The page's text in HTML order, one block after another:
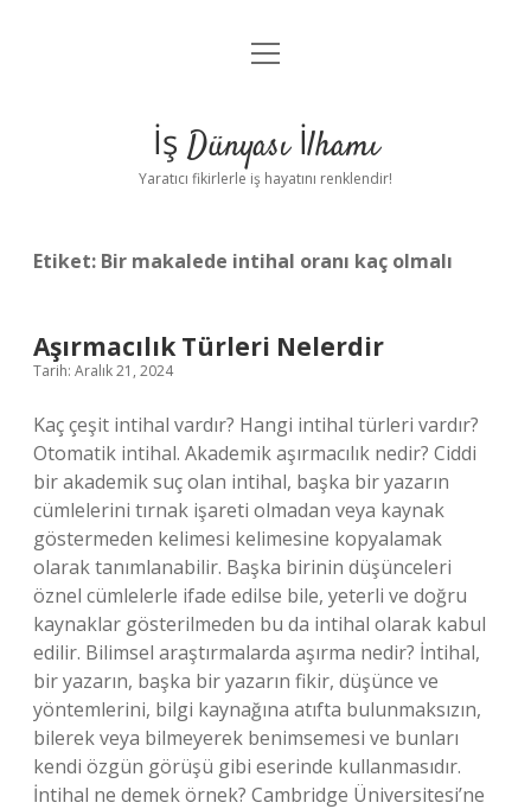
Anasayfa
Yasal Uyarı
menüyü
İş Dünyası İlhamı
Yaratıcı fikirlerle iş hayatını renklendir!
Etiket: Bir makalede intihal oranı kaç olmalı
Aşırmacılık Türleri Nelerdir
Tarih: Aralık 21, 2024
Kaç çeşit intihal vardır? Hangi intihal türleri vardır?
Otomatik intihal. Akademik aşırmacılık nedir? Ciddi
bir akademik suç olan intihal, başka bir yazarın
cümlelerini tırnak işareti olmadan veya kaynak
göstermeden kelimesi kelimesine kopyalamak
olarak tanımlanabilir. Başka birinin düşünceleri
öznel cümlelerle ifade edilse bile, yeterli ve doğru
kaynaklar gösterilmeden bu da intihal olarak kabul
edilir. Bilimsel araştırmalarda aşırma nedir? İntihal,
bir yazarın, başka bir yazarın fikir, düşünce ve
yöntemlerini, bilgi kaynağına atıfta bulunmaksızın,
bilerek veya bilmeyerek benimsemesi ve bunları
kendi özgün görüşü gibi eserinde kullanmasıdır.
İntihal ne demek örnek? Cambridge Üniversitesi’ne